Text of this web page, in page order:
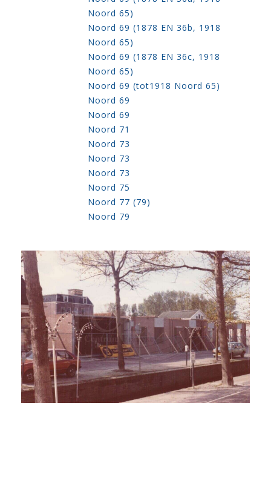
Noord 65)
Noord 69 (1878 EN 36b, 1918
Noord 65)
Noord 69 (1878 EN 36c, 1918
Noord 65)
Noord 69 (tot1918 Noord 65)
Noord 69
Noord 69
Noord 71
Noord 73
Noord 73
Noord 73
Noord 75
Noord 77 (79)
Noord 79